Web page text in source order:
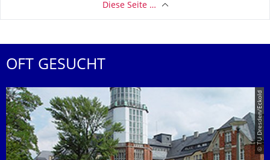
Diese Seite …
OFT GESUCHT
© TU Dresden/Eckold